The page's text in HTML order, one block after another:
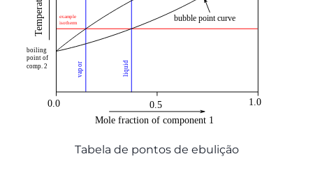
Tabela de pontos de ebulição